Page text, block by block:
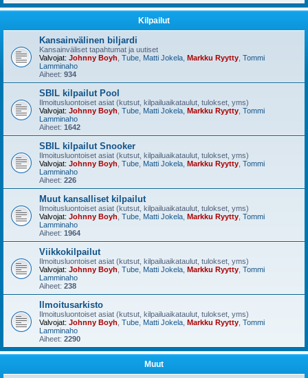
Kilpailut
Kansainvälinen biljardi
Kansainväliset tapahtumat ja uutiset
Valvojat: Johnny Boyh Tube Matti Jokela Markku Ryytty Tommi
Lamminaho
Aiheet: 934
SBIL kilpailut Pool
Ilmoitusluontoiset asiat (kutsut, kilpailuaikataulut, tulokset, yms)
Valvojat: Johnny Boyh Tube Matti Jokela Markku Ryytty Tommi
Lamminaho
Aiheet: 1642
SBIL kilpailut Snooker
Ilmoitusluontoiset asiat (kutsut, kilpailuaikataulut, tulokset, yms)
Valvojat: Johnny Boyh Tube Matti Jokela Markku Ryytty Tommi
Lamminaho
Aiheet: 226
Muut kansalliset kilpailut
Ilmoitusluontoiset asiat (kutsut, kilpailuaikataulut, tulokset, yms)
Valvojat: Johnny Boyh Tube Matti Jokela Markku Ryytty Tommi
Lamminaho
Aiheet: 1964
Viikkokilpailut
Ilmoitusluontoiset asiat (kutsut, kilpailuaikataulut, tulokset, yms)
Valvojat: Johnny Boyh Tube Matti Jokela Markku Ryytty Tommi
Lamminaho
Aiheet: 238
Ilmoitusarkisto
Ilmoitusluontoiset asiat (kutsut, kilpailuaikataulut, tulokset, yms)
Valvojat: Johnny Boyh Tube Matti Jokela Markku Ryytty Tommi
Lamminaho
Aiheet: 2290
Muut